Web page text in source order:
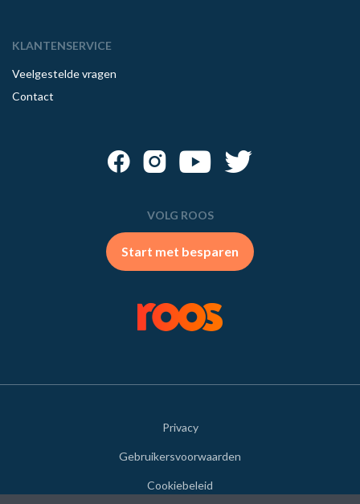
KLANTENSERVICE
Veelgestelde vragen
Contact
VOLG ROOS
Start met besparen
Privacy
Gebruikersvoorwaarden
Cookiebeleid